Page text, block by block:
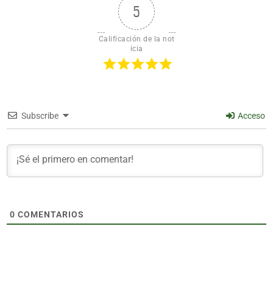
5
Calificación de la not
icia
Subscribe Acceso
0 COMENTARIOS